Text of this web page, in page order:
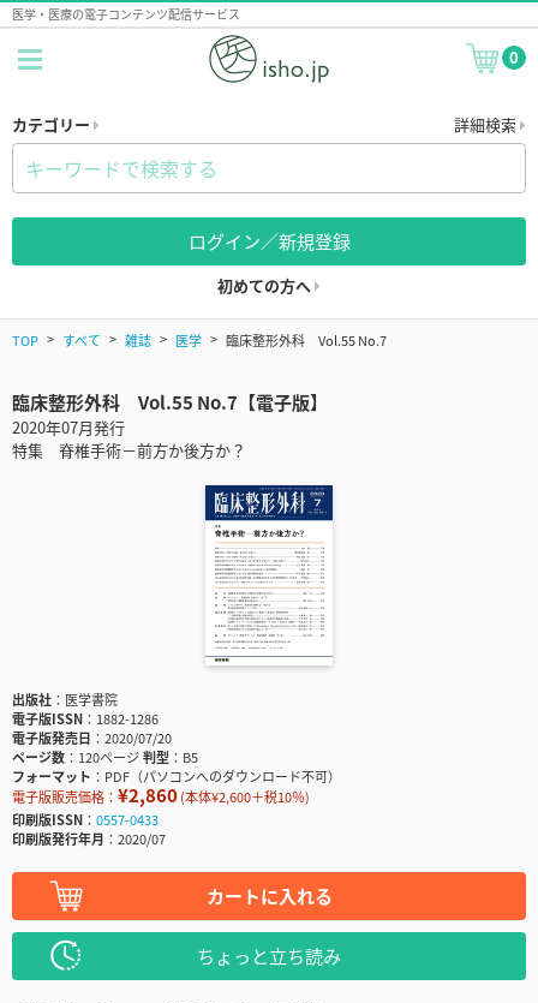
医学・医療の電子コンテンツ配信サービス
0
カテゴリー 詳細検索
ログイン／新規登録
初めての方へ
TOP すべて 雑誌 医学 臨床整形外科 Vol.55 No.7
臨床整形外科 Vol.55 No.7【電子版】
2020年07月発行
特集 脊椎手術－前方か後方か？
出版社
医学書院
電子版ISSN
1882-1286
電子版発売日
2020/07/20
ページ数
120ページ判型
B5
フォーマット
PDF（パソコンへのダウンロード不可）
電子版販売価格： ¥2,860(本体¥2,600＋税10％)
印刷版ISSN
0557-0433
印刷版発行年月
2020/07
カートに入れる
ちょっと立ち読み